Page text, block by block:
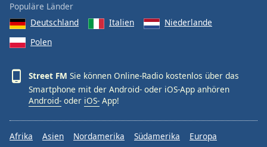
Populäre Länder
Deutschland
Italien
Niederlande
Polen
Street FM Sie können Online-Radio kostenlos über das
Smartphone mit der Android- oder iOS-App anhören
Android- oder iOS- App!
Afrika Asien Nordamerika Südamerika
Europa